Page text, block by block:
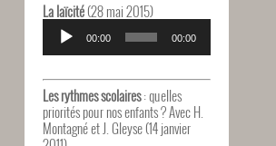
La laïcité(28 mai 2015)
Lecteur
audio
00:00 00:00
Les rythmes scolaires: quelles
priorités pour nos enfants ? Avec H.
Montagné et J. Gleyse (14 janvier